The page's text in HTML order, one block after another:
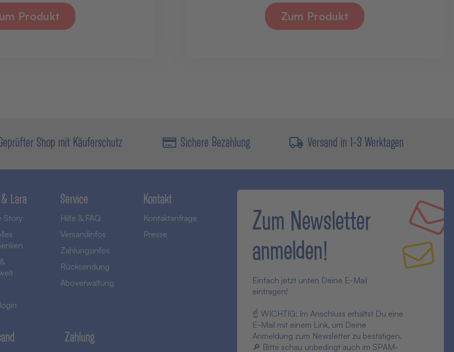
Produkt Zum Produkt
Shop mit Käuferschutz Sichere Bezahlung Versand in 1-3 Werktagen
Lara
Story
Service
Hilfe & FAQ
Versandinfos
Zahlungsinfos
Rücksendung
Aboverwaltung
Kontakt
Kontaktanfrage
Presse
Zahlung
Zum Newsletter
anmelden!
Einfach jetzt unten Deine E-Mail
eintragen!
☝ WICHTIG: Im Anschluss erhältst Du eine
E-Mail mit einem Link, um Deine
Anmeldung zum Newsletter zu bestätigen.
🔎 Bitte schau unbedingt auch im SPAM-